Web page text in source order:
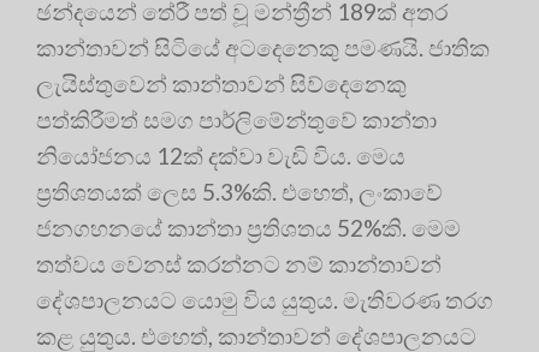
ඡන්දයෙන් තේරී පත් වූ මන්ත්‍රීන් 189ක් අතර
කාන්තාවන් සිටියේ අටදෙනෙකු පමණයි. ජාතික
ලැයිස්තුවෙන් කාන්තාවන් සිව්දෙනෙකු
පත්කිරීමත් සමග පාර්ලිමේන්තුවේ කාන්තා
නියෝජනය 12ක් දක්වා වැඩි විය. මෙය
ප්‍රතිශතයක් ලෙස 5.3%කි. එහෙත්, ලංකාවේ
ජනගහනයේ කාන්තා ප්‍රතිශතය 52%කි. මෙම
තත්වය වෙනස් කරන්නට නම් කාන්තාවන්
දේශපාලනයට යොමු විය යුතුය. මැතිවරණ තරග
කළ යුතුය. එහෙත්, කාන්තාවන් දේශපාලනයට